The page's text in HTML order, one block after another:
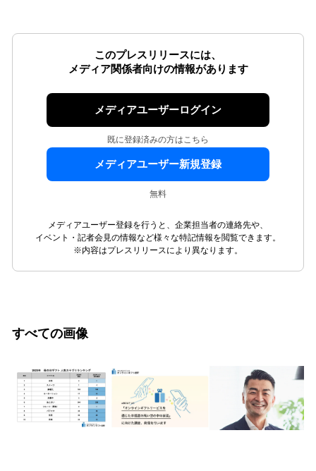
このプレスリリースには、
メディア関係者向けの情報があります
メディアユーザーログイン
既に登録済みの方はこちら
メディアユーザー新規登録
無料
メディアユーザー登録を行うと、企業担当者の連絡先や、
イベント・記者会見の情報など様々な特記情報を閲覧できます。
※内容はプレスリリースにより異なります。
すべての画像